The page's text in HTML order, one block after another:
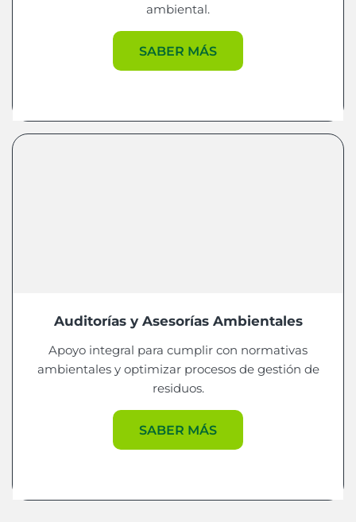
ambiental.
SABER MÁS
Auditorías y Asesorías Ambientales
Apoyo integral para cumplir con normativas
ambientales y optimizar procesos de gestión de
residuos.
SABER MÁS